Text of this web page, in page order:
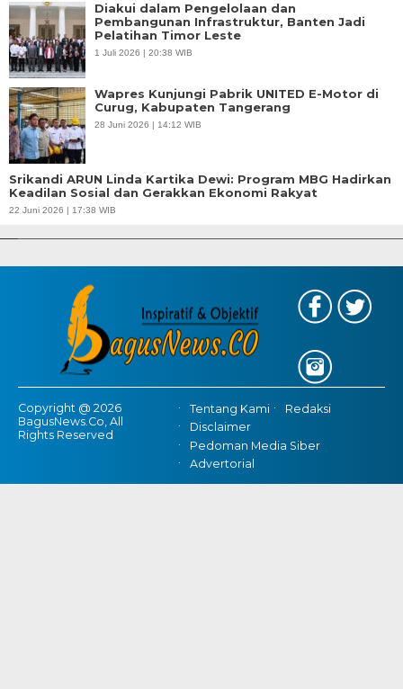
Diakui dalam Pengelolaan dan
Pembangunan Infrastruktur, Banten Jadi
Pelatihan Timor Leste
1 Juli 2026 | 20:38 WIB
Wapres Kunjungi Pabrik UNITED E-Motor di
Curug, Kabupaten Tangerang
28 Juni 2026 | 14:12 WIB
Srikandi ARUN Linda Kartika Dewi: Program MBG Hadirkan
Keadilan Sosial dan Gerakkan Ekonomi Rakyat
22 Juni 2026 | 17:38 WIB
APBD Tahun 2025 Anggarkan Rp200 Miliar | Program Makan Bergizi
Copyright @ 2026
BagusNews.Co, All
Rights Reserved
Tentang Kami
Redaksi
Disclaimer
Pedoman Media Siber
Advertorial